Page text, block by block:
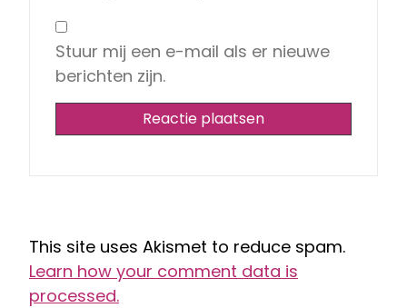
Stuur mij een e-mail als er nieuwe
berichten zijn.
This site uses Akismet to reduce spam.
Learn how your comment data is
processed.